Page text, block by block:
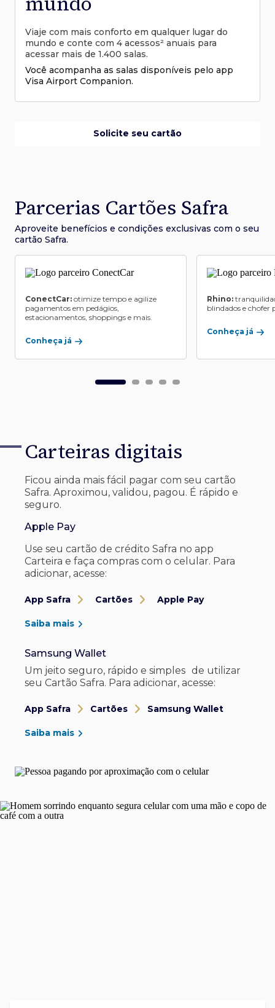
Viaje com mais conforto em qualquer lugar do
mundo e conte com 4 acessos² anuais para
acessar mais de 1.400 salas.
Você acompanha as salas disponíveis pelo app
Visa Airport Companion.
Solicite seu cartão
Parcerias Cartões Safra
Aproveite benefícios e condições exclusivas com o seu
cartão Safra.
ConectCar: otimize tempo e agilize
pagamentos em pedágios,
estacionamentos, shoppings e mais.
Conheça já
Rhino:
blindados e chofer
Conheça já
Carteiras digitais
Ficou ainda mais fácil pagar com seu cartão
Safra. Aproximou, validou, pagou. É rápido e
seguro.
Apple Pay
Use seu cartão de crédito Safra no app
Carteira e faça compras com o celular. Para
adicionar, acesse:
App Safra Cartões Apple Pay
Saiba mais
Samsung Wallet
Um jeito seguro, rápido e simples de utilizar
seu Cartão Safra. Para adicionar, acesse:
App Safra Cartões Samsung Wallet
Saiba mais